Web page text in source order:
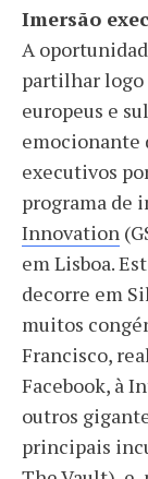
Imersão
A
partilhar logo
europeus e
emocionante
executivos
programa de
Innovation
em Lisboa.
decorre em
muitos
Francisco,
Facebook, à
outros
principais